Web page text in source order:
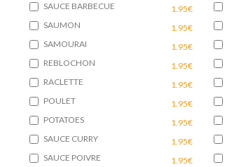
SAUCE BARBECUE
1.95€
SAUMON
1.95€
SAMOURAI
1.95€
REBLOCHON
1.95€
RACLETTE
1.95€
POULET
1.95€
POTATOES
1.95€
SAUCE CURRY
1.95€
SAUCE POIVRE
1.95€